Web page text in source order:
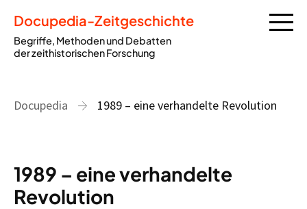
Docupedia-Zeitgeschichte
Begriffe, Methoden und Debatten
der zeithistorischen Forschung
Docupedia 1989 – eine verhandelte Revolution
1989 – eine verhandelte
Revolution